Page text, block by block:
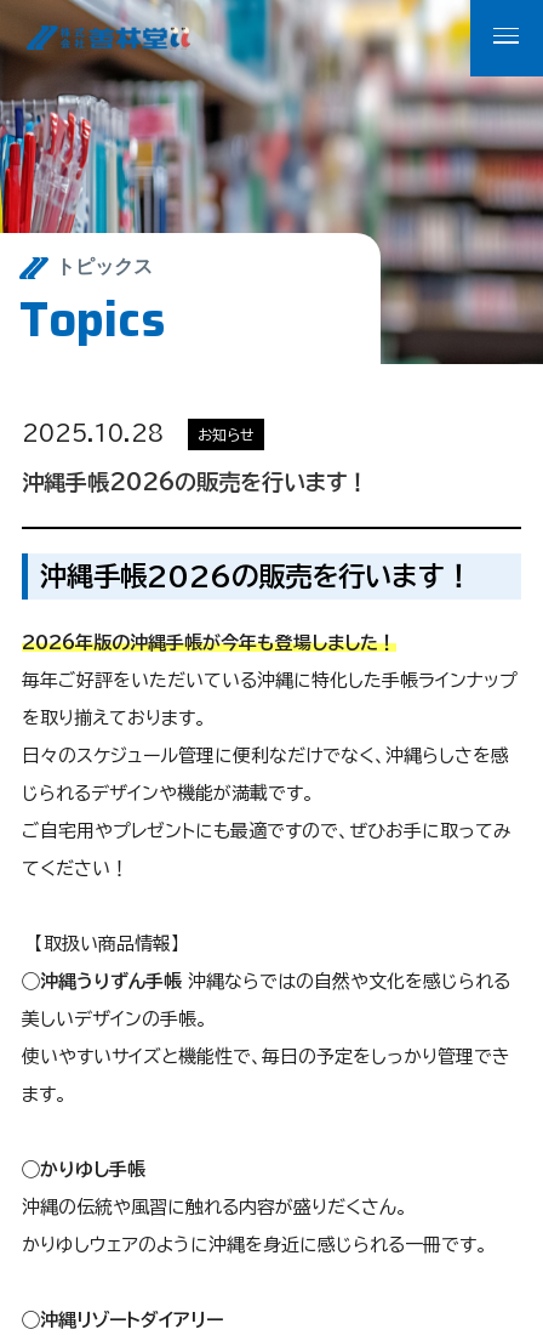
トピックス
Topics
沖縄手帳2026の販売を行います！
2025.10.28 お知らせ
沖縄手帳2026の販売を行います！
2026年版の沖縄手帳が今年も登場しました！
毎年ご好評をいただいている沖縄に特化した手帳ラインナップ
を取り揃えております。
日々のスケジュール管理に便利なだけでなく、沖縄らしさを感
じられるデザインや機能が満載です。
ご自宅用やプレゼントにも最適ですので、ぜひお手に取ってみ
てください！
【取扱い商品情報】
◯沖縄うりずん手帳沖縄ならではの自然や文化を感じられる
美しいデザインの手帳。
使いやすいサイズと機能性で、毎日の予定をしっかり管理でき
ます。
◯かりゆし手帳
沖縄の伝統や風習に触れる内容が盛りだくさん。
かりゆしウェアのように沖縄を身近に感じられる一冊です。
◯沖縄リゾートダイアリー